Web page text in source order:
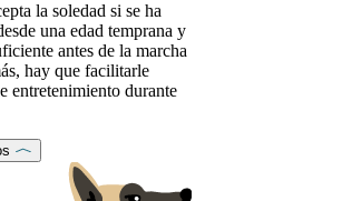
la soledad si se ha
una edad temprana y
antes de la marcha
hay que facilitarle
entretenimiento durante